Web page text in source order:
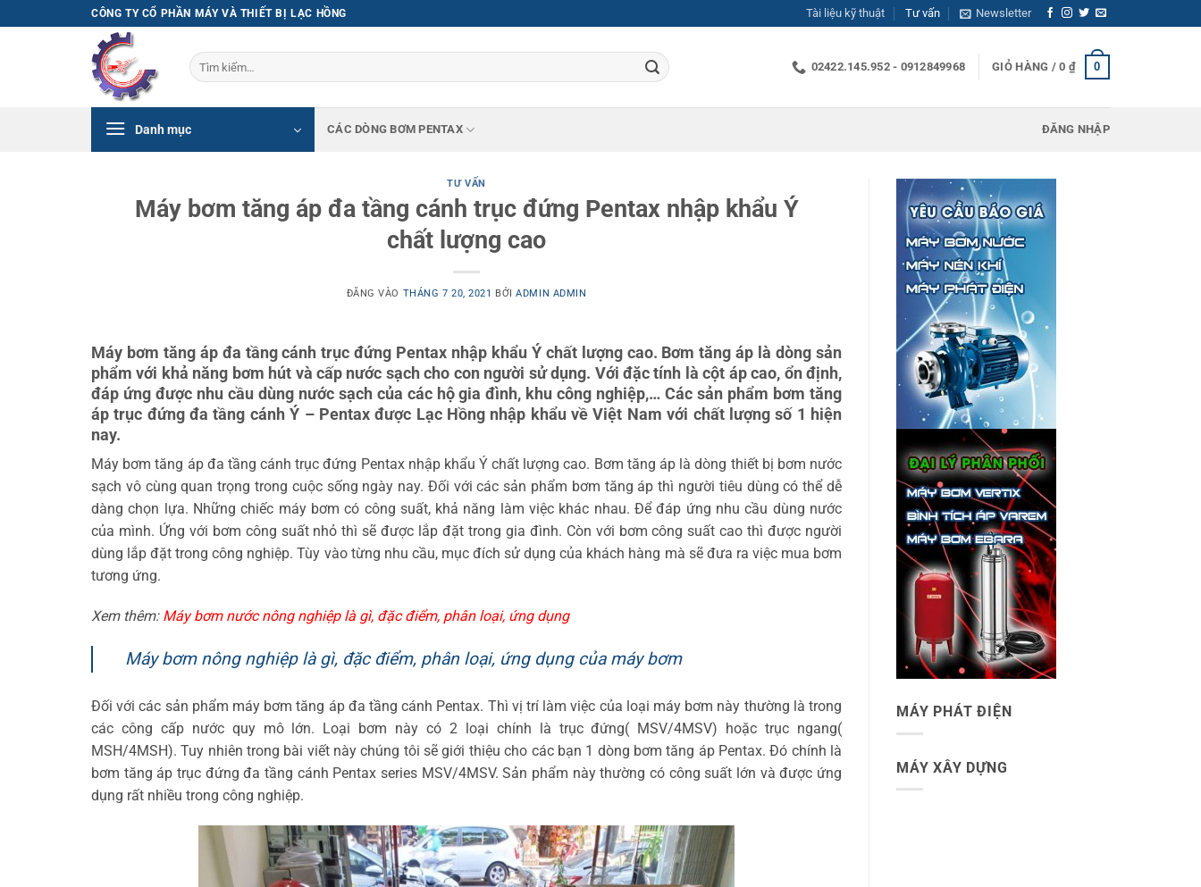
qua
CÔNG TY CỔ PHẦN MÁY VÀ THIẾT BỊ LẠC HỒNG Tài liệu kỹ thuật Tư vấn Newsletter
Tìm
kiếm:
02422.145.952 - 0912849968 GIỎ HÀNG /0 ₫ 0
Danh mục CÁC DÒNG BƠM PENTAX ĐĂNG NHẬP
TƯ VẤN
Máy bơm tăng áp đa tầng cánh trục đứng Pentax nhập khẩu Ý
chất lượng cao
ĐĂNG VÀO THÁNG 7 20, 2021 BỞIADMIN ADMIN
Máy bơm tăng áp đa tầng cánh trục đứng Pentax nhập khẩu Ý chất lượng cao. Bơm tăng áp là dòng sản
phẩm với khả năng bơm hút và cấp nước sạch cho con người sử dụng. Với đặc tính là cột áp cao, ổn định,
đáp ứng được nhu cầu dùng nước sạch của các hộ gia đình, khu công nghiệp,… Các sản phẩm bơm tăng
áp trục đứng đa tầng cánh Ý – Pentax được Lạc Hồng nhập khẩu về Việt Nam với chất lượng số 1 hiện
nay.
Máy bơm tăng áp đa tầng cánh trục đứng Pentax nhập khẩu Ý chất lượng cao. Bơm tăng áp là dòng thiết bị bơm nước
sạch vô cùng quan trọng trong cuộc sống ngày nay. Đối với các sản phẩm bơm tăng áp thì người tiêu dùng có thể dễ
dàng chọn lựa. Những chiếc máy bơm có công suất, khả năng làm việc khác nhau. Để đáp ứng nhu cầu dùng nước
của mình. Ứng với bơm công suất nhỏ thì sẽ được lắp đặt trong gia đình. Còn với bơm công suất cao thì được người
dùng lắp đặt trong công nghiệp. Tùy vào từng nhu cầu, mục đích sử dụng của khách hàng mà sẽ đưa ra việc mua bơm
tương ứng.
Xem thêm: Máy bơm nước nông nghiệp là gì, đặc điểm, phân loại, ứng dụng
Máy bơm nông nghiệp là gì, đặc điểm, phân loại, ứng dụng của máy bơm
Đối với các sản phẩm máy bơm tăng áp đa tầng cánh Pentax. Thì vị trí làm việc của loại máy bơm này thường là trong
các công cấp nước quy mô lớn. Loại bơm này có 2 loại chính là trục đứng( MSV/4MSV) hoặc trục ngang(
MSH/4MSH). Tuy nhiên trong bài viết này chúng tôi sẽ giới thiệu cho các bạn 1 dòng bơm tăng áp Pentax. Đó chính là
bơm tăng áp trục đứng đa tầng cánh Pentax series MSV/4MSV. Sản phẩm này thường có công suất lớn và được ứng
dụng rất nhiều trong công nghiệp.
MÁY PHÁT ĐIỆN
MÁY XÂY DỰNG